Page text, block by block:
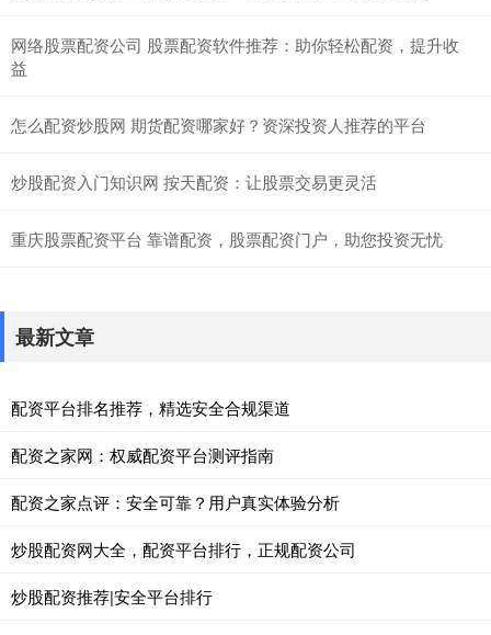
网络股票配资公司 股票配资软件推荐：助你轻松配资，提升收
益
怎么配资炒股网 期货配资哪家好？资深投资人推荐的平台
炒股配资入门知识网 按天配资：让股票交易更灵活
重庆股票配资平台 靠谱配资，股票配资门户，助您投资无忧
最新文章
配资平台排名推荐，精选安全合规渠道
配资之家网：权威配资平台测评指南
配资之家点评：安全可靠？用户真实体验分析
炒股配资网大全，配资平台排行，正规配资公司
炒股配资推荐|安全平台排行